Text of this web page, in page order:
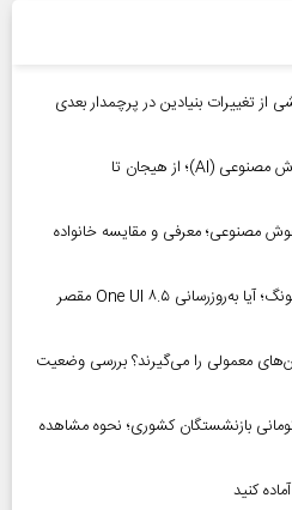
از تغییرات بنیادین در پرچمدار بعدی
رشد خیره‌کننده بازار توکن‌های هوش مصنوعی (AI)؛ از هیجان تا
مصنوعی؛ معرفی و مقایسه خانواده
بحران باتری در گوشی‌های سامسونگ؛ آیا به‌روزرسانی One UI ۸.۵ مقصر
معمولی را می‌گیرند؟ بررسی وضعیت
۷۵ میلیون تومانی بازنشستگان کشوری؛ نحوه مشاهده